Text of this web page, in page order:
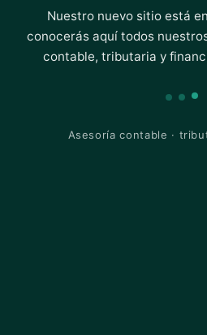
Nuestro nuevo sitio está
conocerás aquí todos
contable, tributaria y
Asesoría contable ·